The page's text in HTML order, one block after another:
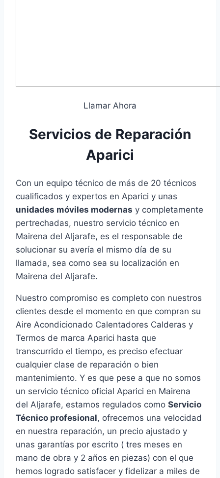
Llamar Ahora
Servicios de Reparación
Aparici
Con un equipo técnico de más de 20 técnicos
cualificados y expertos en Aparici y unas
unidades móviles modernas y completamente
pertrechadas, nuestro servicio técnico en
Mairena del Aljarafe, es el responsable de
solucionar su avería el mismo día de su
llamada, sea como sea su localización en
Mairena del Aljarafe.
Nuestro compromiso es completo con nuestros
clientes desde el momento en que compran su
Aire Acondicionado Calentadores Calderas y
Termos de marca Aparici hasta que
transcurrido el tiempo, es preciso efectuar
cualquier clase de reparación o bien
mantenimiento. Y es que pese a que no somos
un servicio técnico oficial Aparici en Mairena
del Aljarafe, estamos regulados como Servicio
Técnico profesional, ofrecemos una velocidad
en nuestra reparación, un precio ajustado y
unas garantías por escrito ( tres meses en
mano de obra y 2 años en piezas) con el que
hemos logrado satisfacer y fidelizar a miles de